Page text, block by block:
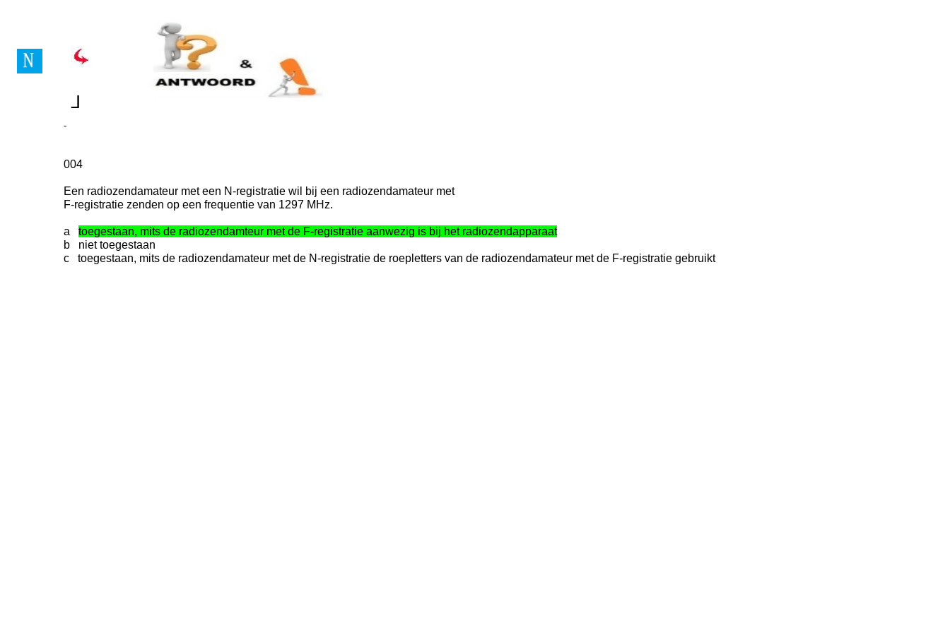
┘
Vragenboek Novice Licence
┘
-
004
Een radiozendamateur met een N-registratie wil bij een radiozendamateur met
F-registratie zenden op een frequentie van 1297 MHz.
a toegestaan, mits de radiozendamteur met de F-registratie aanwezig is bij het radiozendapparaat
b niet toegestaan
c toegestaan, mits de radiozendamateur met de N-registratie de roepletters van de radiozendamateur met de F-registratie gebruikt